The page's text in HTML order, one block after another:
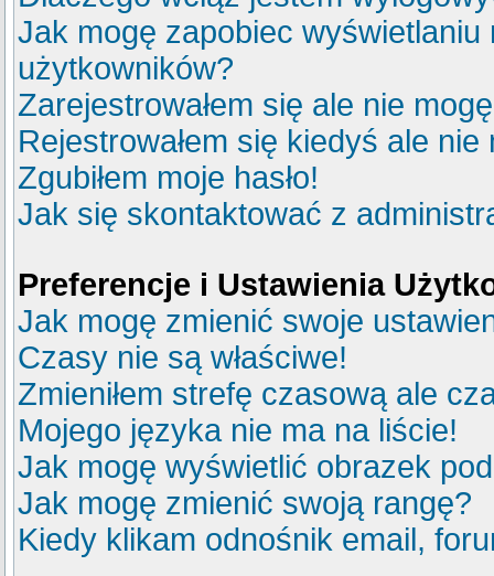
Jak mogę zapobiec
użytkowników?
Zarejestrowałem się ale nie
Rejestrowałem się kiedyś ale
Zgubiłem moje hasło!
Jak się skontaktować z
Preferencje i Ustawienia
Jak mogę zmienić swoje
Czasy nie są właściwe!
Zmieniłem strefę czasową ale
Mojego języka nie ma na liście!
Jak mogę wyświetlić obrazek
Jak mogę zmienić swoją rangę?
Kiedy klikam odnośnik email,